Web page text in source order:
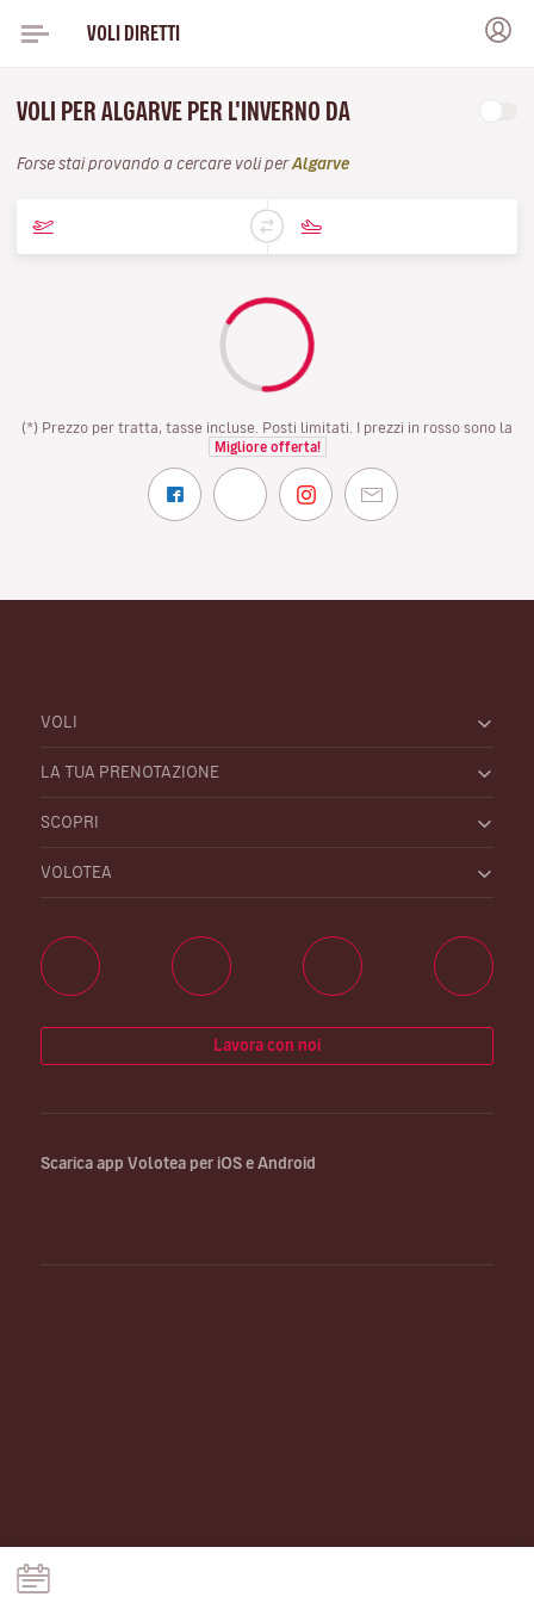
VOLI DIRETTI
VOLI PER ALGARVE PER L'INVERNO DA
Forse stai provando a cercare voli perAlgarve
(*) Prezzo per tratta, tasse incluse. Posti limitati. I prezzi in rosso sono la
Migliore offerta!
VOLI
LA TUA PRENOTAZIONE
SCOPRI
VOLOTEA
Lavora con noi
Scarica app Volotea per iOS e Android